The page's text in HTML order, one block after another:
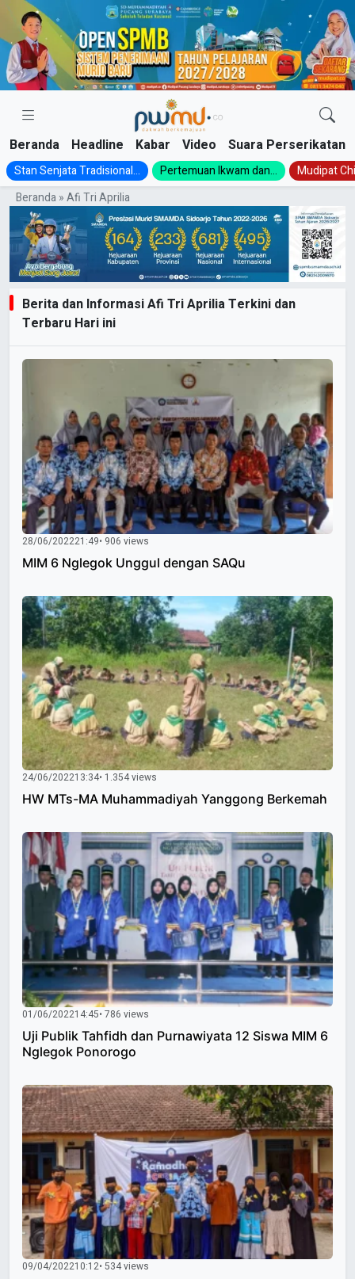
Skip
content
Beranda Headline Kabar Video Suara Perserikatan
Stan Senjata Tradisional... Pertemuan Ikwam dan...
Mudipat
Beranda»Afi Tri Aprilia
Berita dan Informasi Afi Tri Aprilia Terkini dan
Terbaru Hari ini
28/06/202221:49• 906 views
MIM 6 Nglegok Unggul dengan SAQu
24/06/202213:34• 1.354 views
HW MTs-MA Muhammadiyah Yanggong Berkemah
01/06/202214:45• 786 views
Uji Publik Tahfidh dan Purnawiyata 12 Siswa MIM 6
Nglegok Ponorogo
09/04/202210:12• 534 views